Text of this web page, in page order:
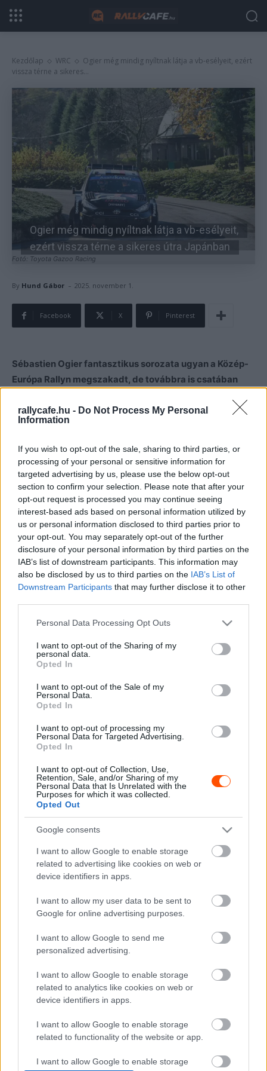
rallycafe.hu - Do Not Process My Personal
Information
If you wish to opt-out of the sale, sharing to third parties, or
processing of your personal or sensitive information for
targeted advertising by us, please use the below opt-out
section to confirm your selection. Please note that after your
opt-out request is processed you may continue seeing
interest-based ads based on personal information utilized by
us or personal information disclosed to third parties prior to
your opt-out. You may separately opt-out of the further
disclosure of your personal information by third parties on the
IAB’s list of downstream participants. This information may
also be disclosed by us to third parties on the IAB’s List of
Downstream Participants that may further disclose it to other
Please note that this website/app uses one or more Google
not limited to your visit or usage behaviour. You may click to
grant or deny consent to Google and its third-party tags to
use your data for below specified purposes in below Google
consent section.
Personal Data Processing Opt Outs
I want to opt-out of the Sharing of my
personal data.
Opted In
I want to opt-out of the Sale of my
Personal Data.
Opted In
I want to opt-out of processing my
Personal Data for Targeted Advertising.
Opted In
I want to opt-out of Collection, Use,
Retention, Sale, and/or Sharing of my
Personal Data that Is Unrelated with the
Purposes for which it was collected.
Opted Out
Google consents
I want to allow Google to enable storage
related to advertising like cookies on web or
device identifiers in apps.
I want to allow my user data to be sent to
Google for online advertising purposes.
I want to allow Google to send me
personalized advertising.
I want to allow Google to enable storage
related to analytics like cookies on web or
device identifiers in apps.
I want to allow Google to enable storage
related to functionality of the website or app.
I want to allow Google to enable storage
Kezdőlap WRC
Ogier még mindig nyíltnak látja a vb-esélyeit, ezért
vissza térne a sikeres...
Fotó: Toyota Gazoo Racing
Ogier még mindig nyíltnak látja a vb-esélyeit,
ezért vissza térne a sikeres útra Japánban
By Hund Gábor - 2025. november 1.
Facebook X Pinterest
Sébastien Ogier fantasztikus sorozata ugyan a Közép-
Európa Rallyn megszakadt, de továbbra is csatában
sikeres útra.
szuperrallyzni kényszerült, így megszakadt 10 futamos
sorozata, mely során mindig dobogóra tudott állni.
A nyolcszoros világbajnok azonban vasárnap mindent
nyert, így életben tartotta bajnoki esélyeit. A francia
versenyző azonos pontszámmal áll Kalle Rovanperával és
13 pontos hátrányban van a bajnoki éllovas Kalle
Rovanperával.
Toyota város központtal megrendezésre kerülő aszfaltos
versenyen is második tudott lenni 2023-ban és tavaly.
számunkra, és idén még érdekesebb lesz mindenki
számára, tekintve, hogy milyen szoros a pilóták
– mondta Sébastien Ogier. – A szakaszok nagy kihívást
jelentenek, mivel nagyon keskenyek és technikásak, sok
hibalehetőség nincs, és láttuk, hogy az időjárás ebben az
évszakban még bonyolultabbá teheti a dolgokat. A
Közép-Európa Rally nem úgy alakult, ahogy elterveztük,
de tudjuk, hogy megvan a sebességünk, és még mindig
van lehetőségünk harcolni a bajnoki címért. Mindent
megteszünk majd, hogy Japánban a legjobb eredményt
érjük el magunk, a szurkolók és a csapat számára.”
vár a
mezőnyre, jelen állás szerint száraz körülmények között.
Japán Rally 2025 kiemelt
Facebook
Hund Gábor